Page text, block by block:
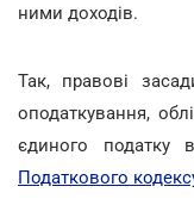
ними доходів.
Так, правові
оподаткування,
єдиного податку
Податкового